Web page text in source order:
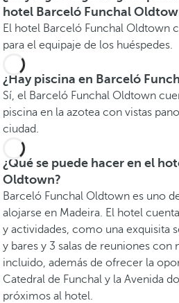
hotel Barceló Funchal
El hotel Barceló Funchal Oldtown
para el equipaje de los huéspedes.
¿Hay piscina en Barceló
Sí, el Barceló Funchal Oldtown
piscina en la azotea con vistas
ciudad.
¿Qué se puede hacer en el
Oldtown?
Barceló Funchal Oldtown es uno
alojarse en Madeira. El hotel
y actividades, como una exquisita
y bares y 3 salas de reuniones con
incluido, además de ofrecer la
Catedral de Funchal y la Avenida
próximos al hotel.